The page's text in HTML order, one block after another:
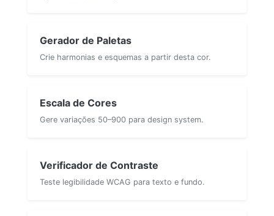
Gerador de Paletas
Crie harmonias e esquemas a partir desta cor.
Escala de Cores
Gere variações 50–900 para design system.
Verificador de Contraste
Teste legibilidade WCAG para texto e fundo.